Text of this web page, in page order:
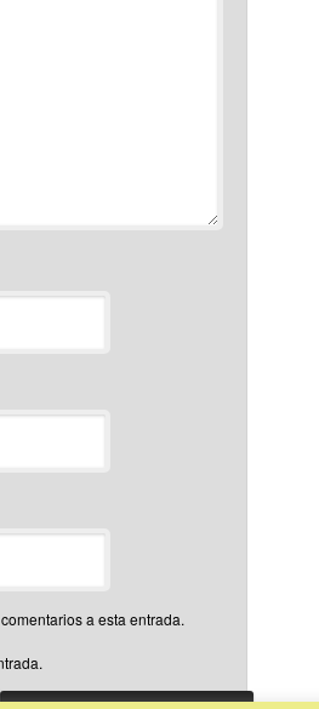
a esta entrada.